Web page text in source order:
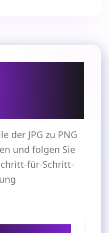
der JPG zu PNG
und folgen Sie
für-Schritt-